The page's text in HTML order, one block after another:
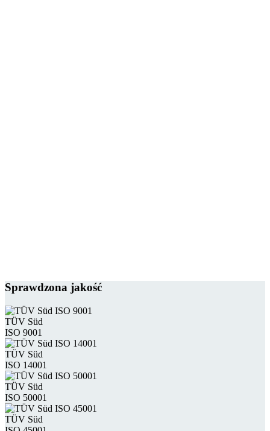
Sprawdzona jakość
TÜV Süd
ISO 9001
TÜV Süd
ISO 14001
TÜV Süd
ISO 50001
TÜV Süd